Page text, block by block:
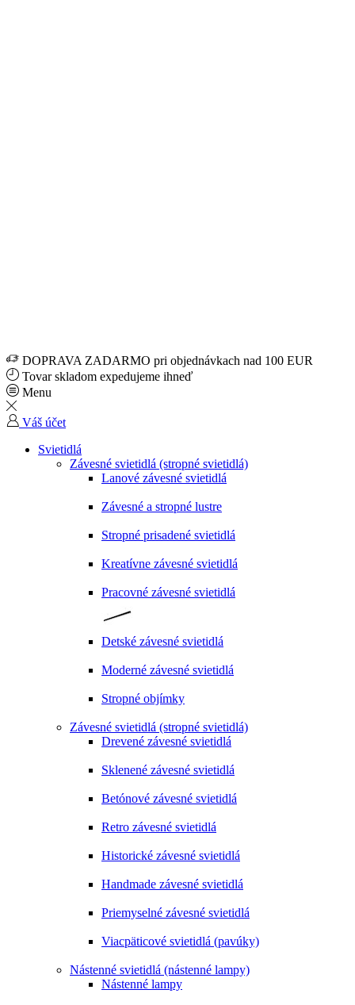
DOPRAVA ZADARMO pri objednávkach nad 100 EUR
Tovar skladom expedujeme ihneď
Menu
Váš účet
Svietidlá
Závesné svietidlá (stropné svietidlá)
Lanové závesné svietidlá
Závesné a stropné lustre
Stropné prisadené svietidlá
Kreatívne závesné svietidlá
Pracovné závesné svietidlá
Detské závesné svietidlá
Moderné závesné svietidlá
Stropné objímky
Závesné svietidlá (stropné svietidlá)
Drevené závesné svietidlá
Sklenené závesné svietidlá
Betónové závesné svietidlá
Retro závesné svietidlá
Historické závesné svietidlá
Handmade závesné svietidlá
Priemyselné závesné svietidlá
Viacpäticové svietidlá (pavúky)
Nástenné svietidlá (nástenné lampy)
Nástenné lampy